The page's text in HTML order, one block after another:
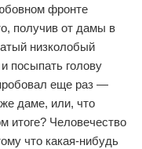
фронте
получив от дамы в
низколобый
посыпать голову
еще раз —
даме, или, что
итоге? Человечество
что какая-нибудь